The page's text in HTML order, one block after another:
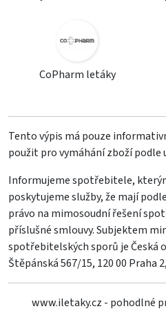
CoPharm letáky
Tento výpis má pouze
použit pro vymáhání zboží podle
Informujeme spotřebitele,
poskytujeme služby, že mají
právo na mimosoudní řešení
příslušné smlouvy. Subjektem
spotřebitelských sporů je Česká
Štěpánská 567/15, 120 00 Praha
www.iletaky.cz - pohodlné